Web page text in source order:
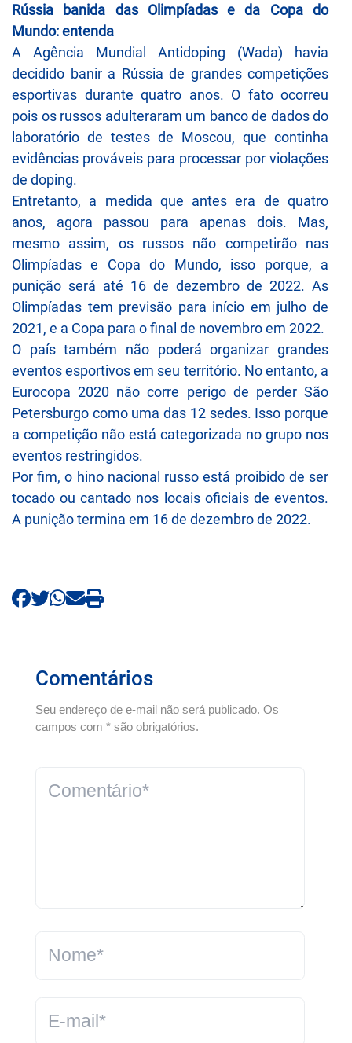
Rússia banida das Olimpíadas e da Copa do
Mundo: entenda
A Agência Mundial Antidoping (Wada) havia
decidido banir a Rússia de grandes competições
esportivas durante quatro anos. O fato ocorreu
pois os russos adulteraram um banco de dados do
laboratório de testes de Moscou, que continha
evidências prováveis ​​para processar por violações
de doping.
Entretanto, a medida que antes era de quatro
anos, agora passou para apenas dois. Mas,
mesmo assim, os russos não competirão nas
Olimpíadas e Copa do Mundo, isso porque, a
punição será até 16 de dezembro de 2022. As
Olimpíadas tem previsão para início em julho de
2021, e a Copa para o final de novembro em 2022.
O país também não poderá organizar grandes
eventos esportivos em seu território. No entanto, a
Eurocopa 2020 não corre perigo de perder São
Petersburgo como uma das 12 sedes. Isso porque
a competição não está categorizada no grupo nos
eventos restringidos.
Por fim, o hino nacional russo está proibido de ser
tocado ou cantado nos locais oficiais de eventos.
A punição termina em 16 de dezembro de 2022.
Comentários
Seu endereço de e-mail não será publicado. Os
campos com * são obrigatórios.